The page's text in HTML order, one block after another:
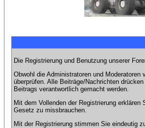
Die Registrierung und Benutzung unserer
Obwohl die Administratoren und
überprüfen. Alle Beiträge/Nachrichten
Beitrags verantwortlich gemacht werden.
Mit dem Vollenden der Registrierung
Gesetz zu missbrauchen.
Mit der Registrierung stimmen Sie eindeutig